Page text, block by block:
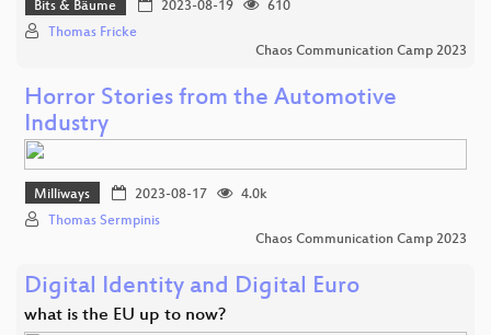
Bits & Bäume 2023-08-19
610
Thomas Fricke
Chaos Communication Camp 2023
Horror Stories from the Automotive
Industry
Milliways 2023-08-17
4.0k
Thomas Sermpinis
Chaos Communication Camp 2023
Digital Identity and Digital Euro
what is the EU up to now?